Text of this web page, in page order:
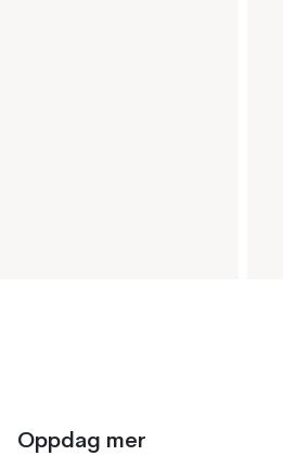
Oppdag mer